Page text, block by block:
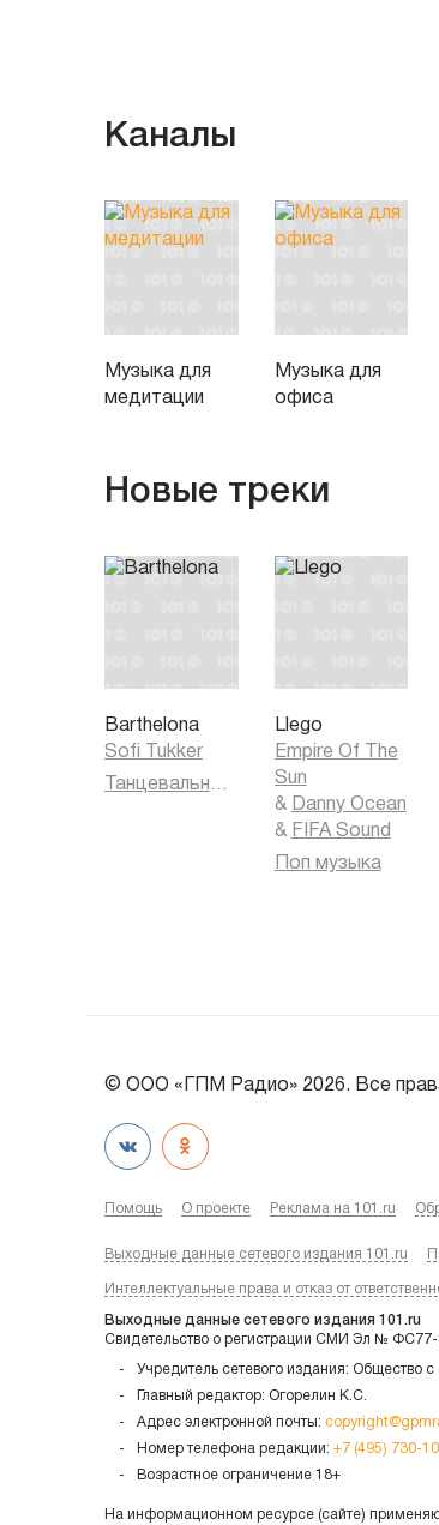
Каналы
Музыка для
медитации
Музыка для
офиса
Новые треки
Barthelona
Sofi Tukker
Llego
Empire Of The
Sun
& Danny Ocean
& FIFA Sound
Поп музыка
© ООО «ГПМ Радио» 2026. Все
Помощь О проекте Реклама на 101.ru
Выходные данные сетевого издания 101.ru
Интеллектуальные права и отказ от
Выходные данные сетевого издания 101.ru
Свидетельство о регистрации СМИ Эл №
Учредитель сетевого издания: Общество
Главный редактор: Огорелин К.С.
Адрес электронной почты:
Номер телефона редакции: +7 (495) 730-
Возрастное ограничение 18+
На информационном ресурсе (сайте)